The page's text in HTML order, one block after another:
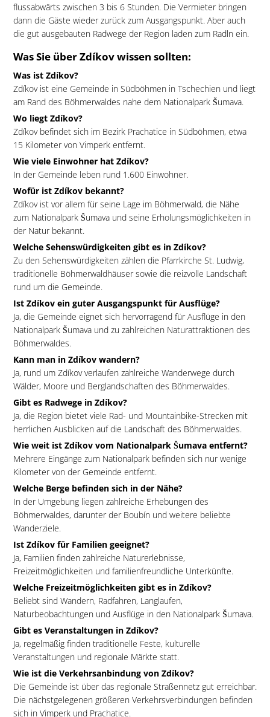
flussabwärts zwischen 3 bis 6 Stunden. Die Vermieter bringen
dann die Gäste wieder zurück zum Ausgangspunkt. Aber auch
die gut ausgebauten Radwege der Region laden zum Radln ein.
Was Sie über Zdíkov wissen sollten:
Was ist Zdíkov?
Zdíkov ist eine Gemeinde in Südböhmen in Tschechien und liegt
am Rand des Böhmerwaldes nahe dem Nationalpark Šumava.
Wo liegt Zdíkov?
Zdíkov befindet sich im Bezirk Prachatice in Südböhmen, etwa
15 Kilometer von Vimperk entfernt.
Wie viele Einwohner hat Zdíkov?
In der Gemeinde leben rund 1.600 Einwohner.
Wofür ist Zdíkov bekannt?
Zdíkov ist vor allem für seine Lage im Böhmerwald, die Nähe
zum Nationalpark Šumava und seine Erholungsmöglichkeiten in
der Natur bekannt.
Welche Sehenswürdigkeiten gibt es in Zdíkov?
Zu den Sehenswürdigkeiten zählen die Pfarrkirche St. Ludwig,
traditionelle Böhmerwaldhäuser sowie die reizvolle Landschaft
rund um die Gemeinde.
Ist Zdíkov ein guter Ausgangspunkt für Ausflüge?
Ja, die Gemeinde eignet sich hervorragend für Ausflüge in den
Nationalpark Šumava und zu zahlreichen Naturattraktionen des
Böhmerwaldes.
Kann man in Zdíkov wandern?
Ja, rund um Zdíkov verlaufen zahlreiche Wanderwege durch
Wälder, Moore und Berglandschaften des Böhmerwaldes.
Gibt es Radwege in Zdíkov?
Ja, die Region bietet viele Rad- und Mountainbike-Strecken mit
herrlichen Ausblicken auf die Landschaft des Böhmerwaldes.
Wie weit ist Zdíkov vom Nationalpark Šumava entfernt?
Mehrere Eingänge zum Nationalpark befinden sich nur wenige
Kilometer von der Gemeinde entfernt.
Welche Berge befinden sich in der Nähe?
In der Umgebung liegen zahlreiche Erhebungen des
Böhmerwaldes, darunter der Boubín und weitere beliebte
Wanderziele.
Ist Zdíkov für Familien geeignet?
Ja, Familien finden zahlreiche Naturerlebnisse,
Freizeitmöglichkeiten und familienfreundliche Unterkünfte.
Welche Freizeitmöglichkeiten gibt es in Zdíkov?
Beliebt sind Wandern, Radfahren, Langlaufen,
Naturbeobachtungen und Ausflüge in den Nationalpark Šumava.
Gibt es Veranstaltungen in Zdíkov?
Ja, regelmäßig finden traditionelle Feste, kulturelle
Veranstaltungen und regionale Märkte statt.
Wie ist die Verkehrsanbindung von Zdíkov?
Die Gemeinde ist über das regionale Straßennetz gut erreichbar.
Die nächstgelegenen größeren Verkehrsverbindungen befinden
sich in Vimperk und Prachatice.